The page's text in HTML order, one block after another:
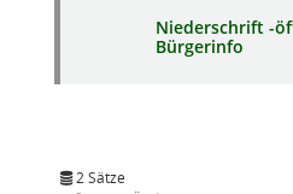
Niederschrift -
Bürgerinfo
2 Sätze